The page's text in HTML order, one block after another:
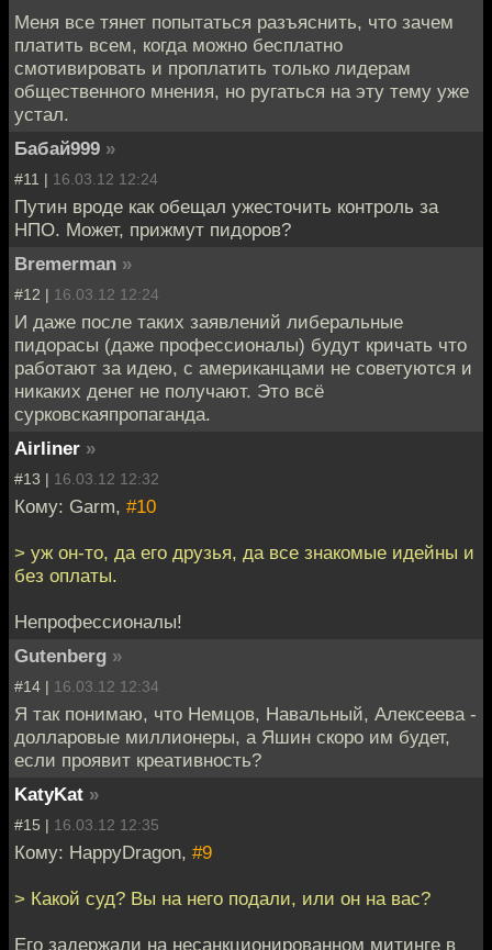
Меня все тянет попытаться разъяснить, что зачем
платить всем, когда можно бесплатно
смотивировать и проплатить только лидерам
общественного мнения, но ругаться на эту тему уже
устал.
Бабай999 »
#11 | 16.03.12 12:24
Путин вроде как обещал ужесточить контроль за
НПО. Может, прижмут пидоров?
Bremerman »
#12 | 16.03.12 12:24
И даже после таких заявлений либеральные
пидорасы (даже профессионалы) будут кричать что
работают за идею, с американцами не советуются и
никаких денег не получают. Это всё
сурковскаяпропаганда.
Airliner »
#13 | 16.03.12 12:32
Кому: Garm, #10
> уж он-то, да его друзья, да все знакомые идейны и
без оплаты.
Непрофессионалы!
Gutenberg »
#14 | 16.03.12 12:34
Я так понимаю, что Немцов, Навальный, Алексеева -
долларовые миллионеры, а Яшин скоро им будет,
если проявит креативность?
KatyKat »
#15 | 16.03.12 12:35
Кому: HappyDragon, #9
> Какой суд? Вы на него подали, или он на вас?
Его задержали на несанкционированном митинге в